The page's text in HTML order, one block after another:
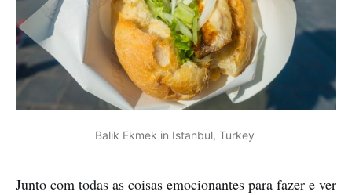
Balik Ekmek in Istanbul, Turkey
Junto com todas as coisas emocionantes para fazer e ver